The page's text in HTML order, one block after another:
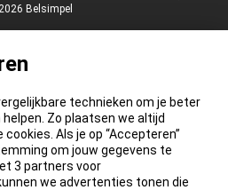
Belsimpel
technieken om je beter
Zo plaatsen we altijd
Als je op “Accepteren”
om jouw gegevens te
3 partners voor
we advertenties tonen die